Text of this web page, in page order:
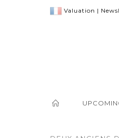
Valuation |